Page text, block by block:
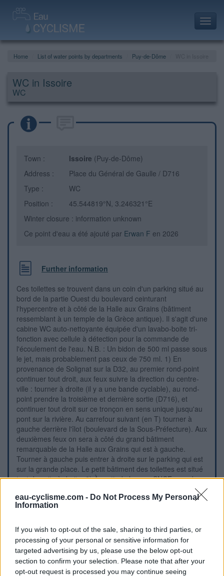
eau-cyclisme.com - Do Not Process My Personal
Information
If you wish to opt-out of the sale, sharing to third parties, or
processing of your personal or sensitive information for
targeted advertising by us, please use the below opt-out
section to confirm your selection. Please note that after your
opt-out request is processed you may continue seeing
Home List of water points by departments Puy-de-Dôme
WC in Issoire
WC
Town : Issoire (Puy-de-Dôme)
Address :
Place du Général de Gaulle / D716
Type :
WC
Position :
45.544819°N, 3.246321°E
Winter closure : information unknown
Ce point d'eau a été ajouté par Erwan F en 2026
Further information
Ces toilettes se trouvent dans un coin d'un parking situé au
bord de la partie Ouest du boulevard ceinturant
l'hypercentre et à côté de la Halle aux Grains (bâtiment
ressemblant à un temple de la Grèce antique). Il s'agit d'une
cabine WC auto-nettoyante équipée d'un lavabo-boite tri-
fonction avec cellule à détection pour la commande de
l'écoulement de l'eau. N.B. : Un bidon de 500 ml passe sous
le jet, mais probablement pas ceux de 750 ml. 1) En
provenance de Solignat sur la D32, au premier rond-point
continuer tout droit, aux feux suivre la direction du centre-
ville : tourner à droite (il y a une bande cyclable), au rond-
point prendre la troisième et dernière sortie (D716), et
continuer tout droit sur ce tronçon en sens unique jusqu'au
pont sur la rivière. Au carrefour suivant (en T) tourner à
gauche derrière l'îlot (boulevard de la Sous-Préfecture). Aux
deuxièmes feux on sera à côté du grand bâtiment
remarquable de la Halle aux Grains qui est à gauche.
Tourner à gauche puis entrer à droite sur le parking qui est
sur la grande place. Le petit bâtiment des toilettes est situé
tout de suite à droite. 2) À partir de la gare SNCF, prendre
gauche (grand boulevard ceinturant l'hypercentre). Tourner
dans la première à droite (rue des Fours, en sens unique,
retrouve le boulevard ceinturant l'hypercentre. Tourner à
droite pour arriver aux feux suivants à côté de la Halle aux
Grains comme au point 1 et trouver les toilettes. P.S.: En
continuant dans le boulevard et en roulant toujours tout droit
on pourra beaucoup plus loin rejoindre la D713.